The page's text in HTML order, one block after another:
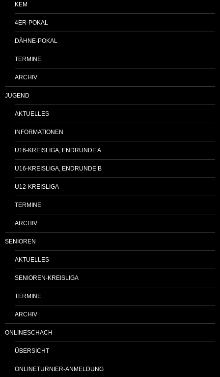
KEM
4ER-POKAL
DÄHNE-POKAL
TERMINE
ARCHIV
JUGEND
AKTUELLES
INFORMATIONEN
U16-KREISLIGA, ENDRUNDE A
U16-KREISLIGA, ENDRUNDE B
U12-KREISLIGA
TERMINE
ARCHIV
SENIOREN
AKTUELLES
SENIOREN-KREISLIGA
TERMINE
ARCHIV
ONLINESCHACH
ÜBERSICHT
ONLINETURNIER-ANMELDUNG